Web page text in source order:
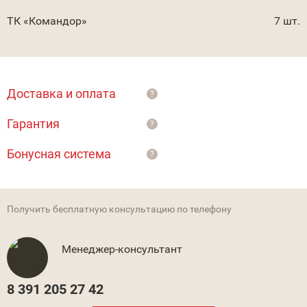
ТК «Командор» 7 шт.
Доставка и оплата ?
Гарантия ?
Бонусная система ?
Получить бесплатную консультацию по телефону
Менеджер-консультант
8 391 205 27 42